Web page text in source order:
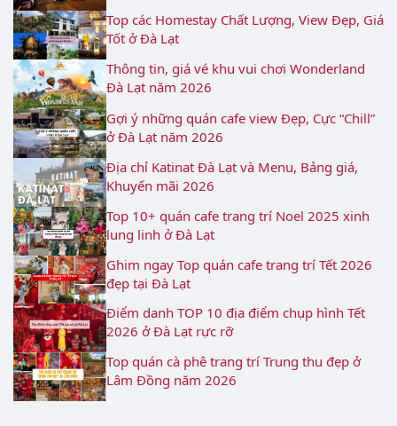
Top các Homestay Chất Lượng, View Đẹp, Giá
Tốt ở Đà Lạt
Thông tin, giá vé khu vui chơi Wonderland
Đà Lạt năm 2026
Gợi ý những quán cafe view Đẹp, Cực “Chill”
ở Đà Lạt năm 2026
Địa chỉ Katinat Đà Lạt và Menu, Bảng giá,
Khuyến mãi 2026
Top 10+ quán cafe trang trí Noel 2025 xinh
lung linh ở Đà Lạt
Ghim ngay Top quán cafe trang trí Tết 2026
đẹp tại Đà Lạt
Điểm danh TOP 10 địa điểm chụp hình Tết
2026 ở Đà Lạt rực rỡ
Top quán cà phê trang trí Trung thu đẹp ở
Lâm Đồng năm 2026